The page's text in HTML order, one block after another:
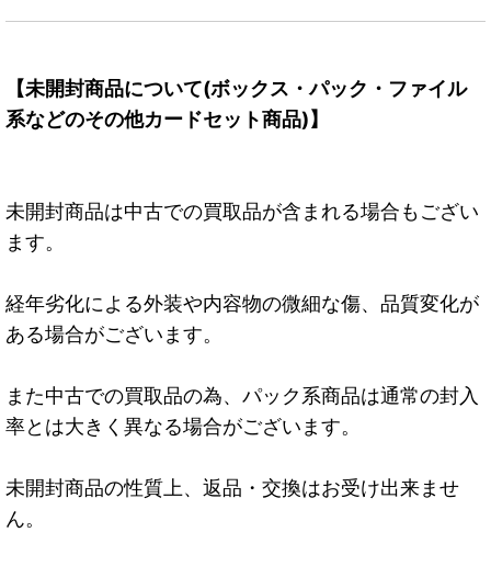
【未開封商品について(ボックス・パック・ファイル
系などのその他カードセット商品)】
未開封商品は中古での買取品が含まれる場合もござい
ます。
経年劣化による外装や内容物の微細な傷、品質変化が
ある場合がございます。
また中古での買取品の為、パック系商品は通常の封入
率とは大きく異なる場合がございます。
未開封商品の性質上、返品・交換はお受け出来ませ
ん。